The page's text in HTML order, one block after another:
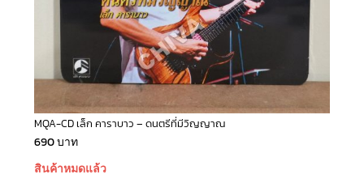
MQA-CD เล็ก คาราบาว – ดนตรีที่มีวิญญาณ
690บาท
สินค้าหมดแล้ว